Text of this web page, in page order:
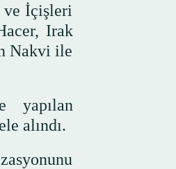
ve İçişleri
Irak
Nakvi ile
yapılan
alındı.